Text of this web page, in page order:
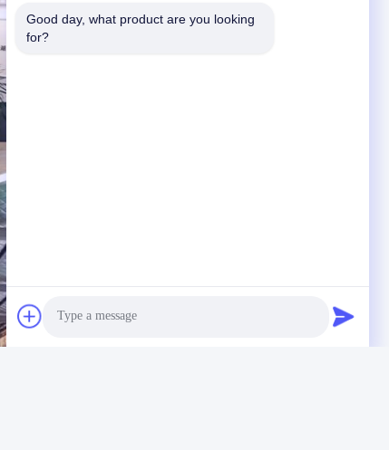
Good day, what product are you looking
for?